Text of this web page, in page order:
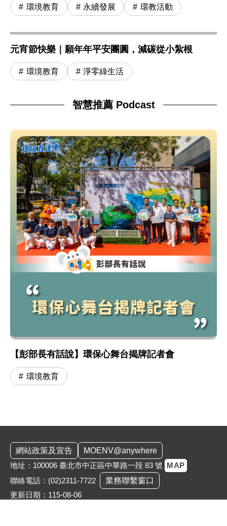
環境教育 永續發展 環教活動
元宵節快樂｜願年年平安團圓，減碳從小紮根
環境教育 淨零綠生活
智慧推薦 Podcast
【彭部長有話說】環保心舞台揭牌記者會
環境教育
網站政策及宣告
MOENV@anywhere
地址：100006 臺北市中正區中華路一段 83 號 MAP
聯絡電話： (02)2311-7722
業務聯繫窗口
更新日期：115-08-06